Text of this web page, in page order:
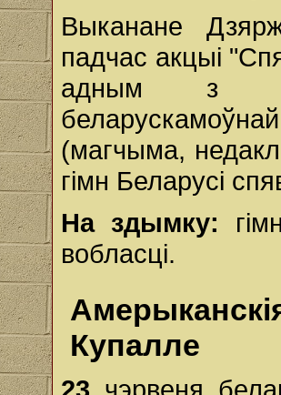
Выканане
падчас акцыі
адным з
(магчыма,
гімн Беларусі
На здымку:
вобласці.
Купалле